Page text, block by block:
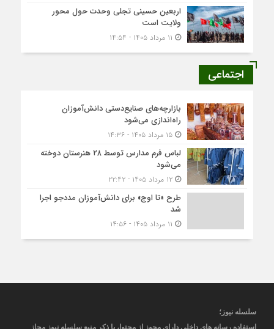
اربعین حسینی تجلی وحدت حول محور
ولایت است
اجتماعی
بازارچه‌های صنایع‌دستی دانش‌آموزان
راه‌اندازی می‌شود
۱۵ مرداد ۱۴۰۵ - ۱۴:۳۶
لباس فرم مدارس توسط ۲۸ هنرستان‌ دوخته
می‌شود
۱۲ مرداد ۱۴۰۵ - ۲۲:۴۲
طرح «تا اوج» برای دانش‌آموزان مددجو اجرا
شد
سلسله نیوز؛
استفاده رسانه های داخلی دارای مجوز از محتوا، با ذکر منبع سلسله نیوز مجاز